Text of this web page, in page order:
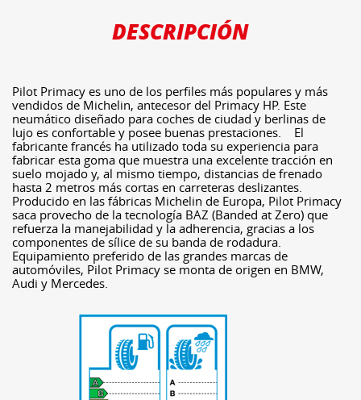
DESCRIPCIÓN
Pilot Primacy es uno de los perfiles más populares y más
vendidos de Michelin, antecesor del Primacy HP. Este
neumático diseñado para coches de ciudad y berlinas de
lujo es confortable y posee buenas prestaciones. El
fabricante francés ha utilizado toda su experiencia para
fabricar esta goma que muestra una excelente tracción en
suelo mojado y, al mismo tiempo, distancias de frenado
hasta 2 metros más cortas en carreteras deslizantes.
Producido en las fábricas Michelin de Europa, Pilot Primacy
saca provecho de la tecnología BAZ (Banded at Zero) que
refuerza la manejabilidad y la adherencia, gracias a los
componentes de sílice de su banda de rodadura.
Equipamiento preferido de las grandes marcas de
automóviles, Pilot Primacy se monta de origen en BMW,
Audi y Mercedes.